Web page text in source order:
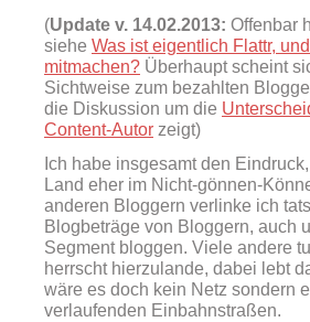
(Update v. 14.02.2013: Offenbar
siehe Was ist eigentlich Flattr,
mitmachen? Überhaupt scheint
Sichtweise zum bezahlten
die Diskussion um die
Content-Autor zeigt)
Ich habe insgesamt den
Land eher im Nicht-gönnen-
anderen Bloggern verlinke ich
Blogbeträge von Bloggern, auch
Segment bloggen. Viele andere
herrscht hierzulande, dabei lebt
wäre es doch kein Netz sondern
verlaufenden Einbahnstraßen.